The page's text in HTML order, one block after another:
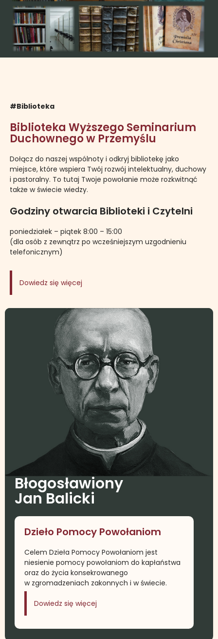
#Biblioteka
Biblioteka Wyższego Seminarium
Duchownego w Przemyślu
Dołącz do naszej wspólnoty i odkryj bibliotekę jako
miejsce, które wspiera Twój rozwój intelektualny, duchowy
i pastoralny. To tutaj Twoje powołanie może rozkwitnąć
także w świecie wiedzy.
Godziny otwarcia Biblioteki i Czytelni
poniedziałek – piątek 8:00 – 15:00
(dla osób z zewnątrz po wcześniejszym uzgodnieniu
telefonicznym)
Dowiedz się więcej
Błogosławiony
Jan Balicki
Dzieło Pomocy Powołaniom
Celem Dzieła Pomocy Powołaniom jest
niesienie pomocy powołaniom do kapłaństwa
oraz do życia konsekrowanego
w zgromadzeniach zakonnych i w świecie.
Dowiedz się więcej